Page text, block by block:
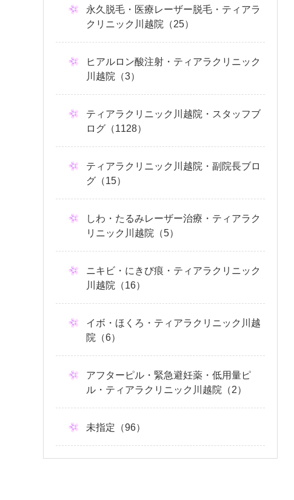
永久脱毛・医療レーザー脱毛・ティアラ
クリニック川越院（25）
ヒアルロン酸注射・ティアラクリニック
川越院（3）
ティアラクリニック川越院・スタッフブ
ログ（1128）
ティアラクリニック川越院・副院長ブロ
グ（15）
しわ・たるみレーザー治療・ティアラク
リニック川越院（5）
ニキビ・にきび痕・ティアラクリニック
川越院（16）
イボ・ほくろ・ティアラクリニック川越
院（6）
アフターピル・緊急避妊薬・低用量ピ
ル・ティアラクリニック川越院（2）
未指定（96）